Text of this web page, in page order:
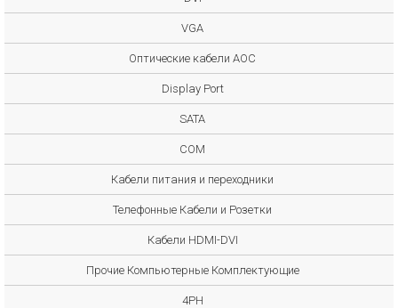
VGA
Оптические кабели AOC
Display Port
SATA
COM
Кабели питания и переходники
Телефонные Кабели и Розетки
Кабели HDMI-DVI
Прочие Компьютерные Комплектующие
4PH